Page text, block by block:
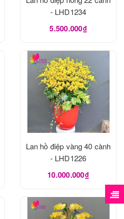
- LHD1234
5.500.000₫
Lan hồ điệp vàng 40 cành
- LHD1226
10.000.000₫